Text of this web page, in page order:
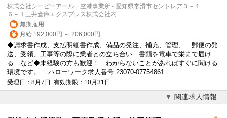
株式会社シーピーアール 空港事業所 - 愛知県常滑市セントレア３－１
６－１三井倉庫エクスプレス株式会社内
無期雇用
月給 192,000円 ～ 206,000円
◆請求書作成、支払明細書作成、備品の発注、補充、管理、 郵便の発
送、受領、工事等の際に業者との立ち合い 書類を電車で栄まで届け
る など◆未経験の方も歓迎！ わからないことがあればすぐに聞ける
環境です。... ハローワーク求人番号 23070-07754861
受理日：8月7日 有効期限：10月31日
関連求人情報